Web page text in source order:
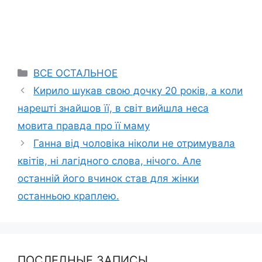
Categories
ВСЕ ОСТАЛЬНОЕ
Кирило шукав свою дочку 20 років, а коли
нарешті знайшов її, в світ вийшла неса
мовита правда про її маму
Ганна від чоловіка ніколи не отримувала
квітів, ні лагідного слова, нічого. Але
останній його вчинок став для жінки
останньою краплею.